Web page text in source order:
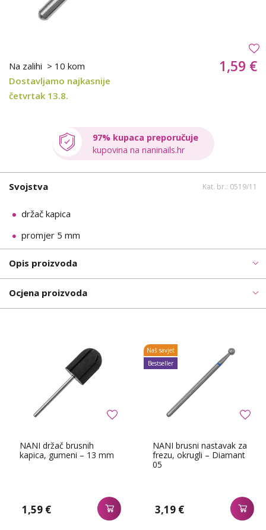
Na zalihi > 10 kom
Dostavljamo najkasnije
četvrtak 13.8.
1,59 €
97% kupaca preporučuje
kupovina na naninails.hr
Svojstva Kat. br.: 0519/11
držač kapica
promjer 5 mm
Opis proizvoda
Ocjena proizvoda
NANI držač brusnih
kapica, gumeni – 13 mm
1,59 €
NANI brusni nastavak za
frezu, okrugli – Diamant
05
3,19 €
Naš savjet
Bestseller